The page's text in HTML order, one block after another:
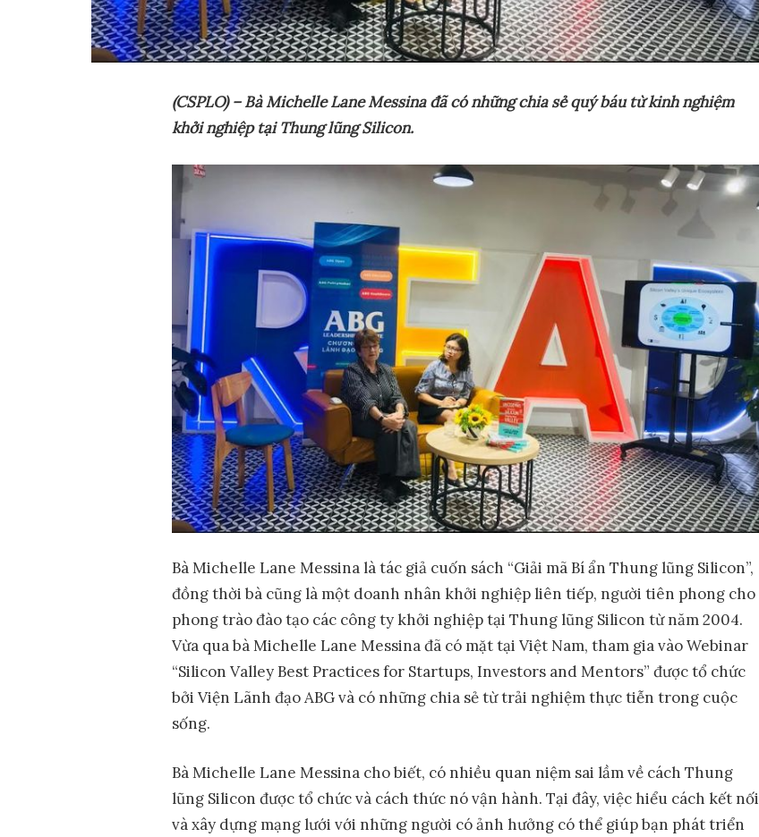
(CSPLO) – Bà Michelle Lane Messina đã có những chia sẻquý báu từkinh nghiệm
khởi nghiệp tại Thung lũng Silicon.
Bà Michelle Lane Messina là tác giả cuốn sách “Giải mã Bí ẩn Thung lũng Silicon”,
đồng thời bà cũng là một doanh nhân khởi nghiệp liên tiếp, người tiên phong cho
phong trào đào tạo các công ty khởi nghiệp tại Thung lũng Silicon từ năm 2004.
Vừa qua bà Michelle Lane Messina đã có mặt tại Việt Nam, tham gia vào Webinar
“Silicon Valley Best Practices for Startups, Investors and Mentors” được tổ chức
bởi Viện Lãnh đạo ABG và có những chia sẻ từ trải nghiệm thực tiễn trong cuộc
sống.
Bà Michelle Lane Messina cho biết, có nhiều quan niệm sai lầm về cách Thung
lũng Silicon được tổ chức và cách thức nó vận hành. Tại đây, việc hiểu cách kết nối
và xây dựng mạng lưới với những người có ảnh hưởng có thể giúp bạn phát triển